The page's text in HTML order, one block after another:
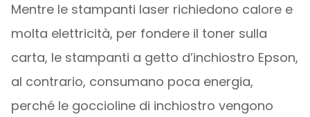
Mentre le stampanti laser richiedono calore e
molta elettricità, per fondere il toner sulla
carta, le stampanti a getto d’inchiostro Epson,
al contrario, consumano poca energia,
perché le goccioline di inchiostro vengono